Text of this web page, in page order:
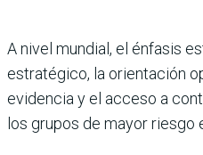
A nivel mundial, el énfasis
estratégico, la orientación
evidencia y el acceso a
los grupos de mayor riesgo